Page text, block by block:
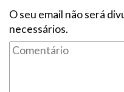
O seu email não será
necessários.